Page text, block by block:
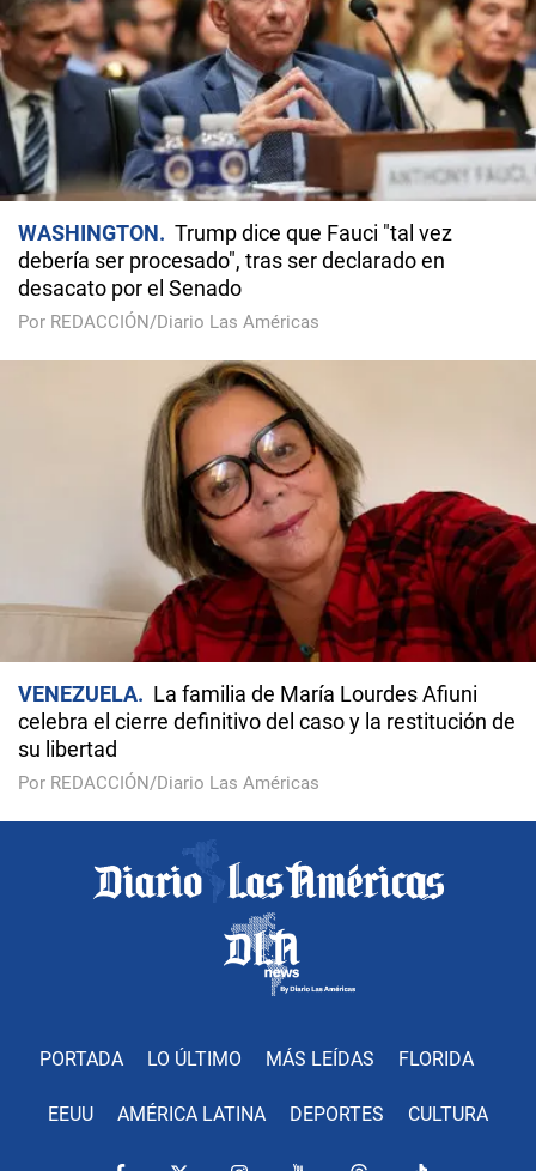
WASHINGTON
Trump dice que Fauci "tal vez
debería ser procesado", tras ser declarado en
desacato por el Senado
Por REDACCIÓN/Diario Las Américas
VENEZUELA
La familia de María Lourdes Afiuni
celebra el cierre definitivo del caso y la restitución de
su libertad
Por REDACCIÓN/Diario Las Américas
PORTADA LO ÚLTIMO MÁS LEÍDAS FLORIDA
EEUU AMÉRICA LATINA DEPORTES CULTURA